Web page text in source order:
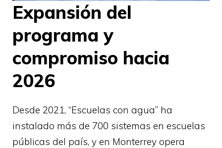
Expansión del
programa y
compromiso hacia
2026
Desde 2021, “Escuelas con agua” ha
instalado más de 700 sistemas en escuelas
públicas del país, y en Monterrey opera